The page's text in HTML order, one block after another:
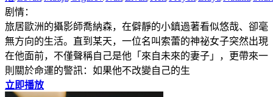
剧情：
旅居歐洲的攝影師喬納森，在僻靜的小鎮過著看似悠哉、卻毫
無方向的生活。直到某天，一位名叫索蕾的神祕女子突然出現
在他面前，不僅聲稱自己是他「來自未來的妻子」，更帶來一
則關於命運的警訊：如果他不改變自己的生
立即播放